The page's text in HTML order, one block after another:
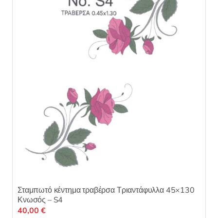
Σταμπωτό κέντημα τραβέρσα Τριαντάφυλλα 45×130
Κνωσός – S4
40,00 €